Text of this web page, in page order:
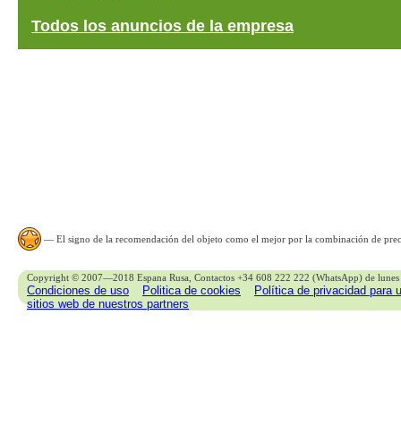
Todos los anuncios de la empresa
— El signo de la recomendación del objeto como el mejor por la combinación de
Copyright © 2007—2018 Espana Rusa, Contactos +34 608 222 222 (WhatsApp) de
Condiciones de uso Politica de cookies
Política de privacidad para
sitios web de nuestros partners